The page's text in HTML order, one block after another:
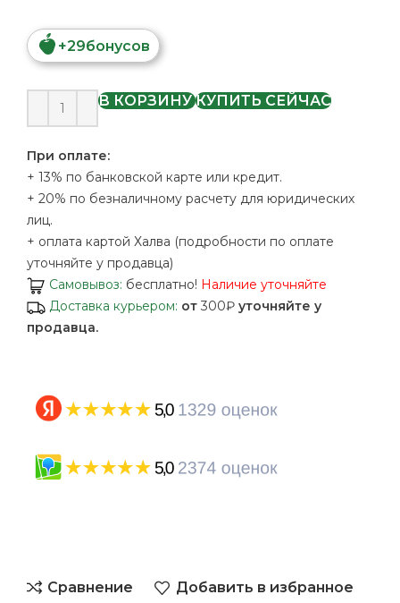
+29бонусов
В КОРЗИНУ КУПИТЬ СЕЙЧАС
При оплате:
+ 13% по банковской карте или кредит.
+ 20% по безналичному расчету для юридических
лиц.
+ оплата картой Халва (подробности по оплате
уточняйте у продавца)
Самовывоз: бесплатно! Наличие уточняйте
Доставка курьером: от 300₽ уточняйте у
продавца.
Сравнение Добавить в избранное